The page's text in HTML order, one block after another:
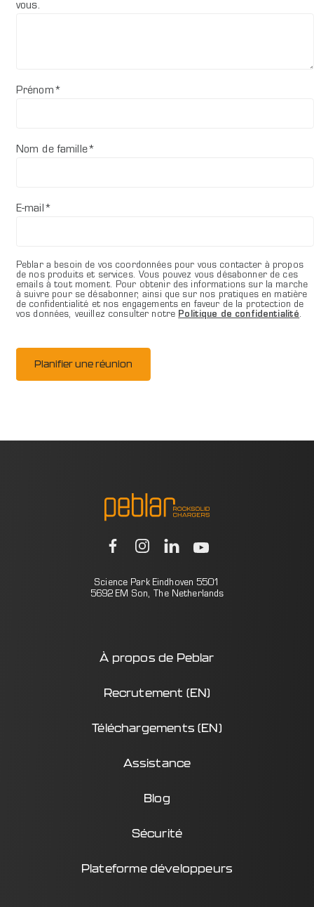
vous.
Prénom *
Nom de famille*
E-mail *
Peblar a besoin de vos coordonnées pour vous contacter à propos
de nos produits et services. Vous pouvez vous désabonner de ces
emails à tout moment. Pour obtenir des informations sur la marche
à suivre pour se désabonner, ainsi que sur nos pratiques en matière
de confidentialité et nos engagements en faveur de la protection de
vos données, veuillez consulter notre Politique de confidentialité.
Science Park Eindhoven 5501
5692 EM Son, The Netherlands
À propos de Peblar
Recrutement (EN)
Téléchargements (EN)
Assistance
Blog
Sécurité
Plateforme développeurs